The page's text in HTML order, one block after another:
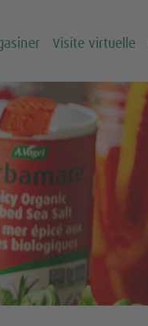
Visite virtuelle